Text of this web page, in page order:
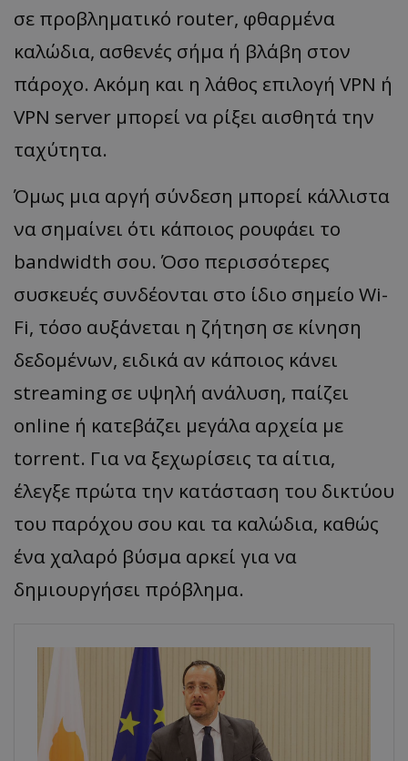
σε προβληματικό router, φθαρμένα
καλώδια, ασθενές σήμα ή βλάβη στον
πάροχο. Ακόμη και η λάθος επιλογή VPN ή
VPN server μπορεί να ρίξει αισθητά την
ταχύτητα.
Όμως μια αργή σύνδεση μπορεί κάλλιστα
να σημαίνει ότι κάποιος ρουφάει το
bandwidth σου. Όσο περισσότερες
συσκευές συνδέονται στο ίδιο σημείο Wi-
Fi, τόσο αυξάνεται η ζήτηση σε κίνηση
δεδομένων, ειδικά αν κάποιος κάνει
streaming σε υψηλή ανάλυση, παίζει
online ή κατεβάζει μεγάλα αρχεία με
torrent. Για να ξεχωρίσεις τα αίτια,
έλεγξε πρώτα την κατάσταση του δικτύου
του παρόχου σου και τα καλώδια, καθώς
ένα χαλαρό βύσμα αρκεί για να
δημιουργήσει πρόβλημα.